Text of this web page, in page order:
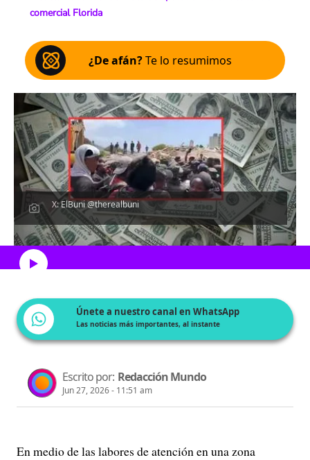
comercial Florida
¿De afán?Te lo resumimos
X: ElBuni @therealbuni
Escucha el artículo
Únete a nuestro canal en WhatsApp
Las noticias más importantes, al instante
Escrito por: Redacción Mundo
Jun 27, 2026 - 11:51 am
En medio de las labores de atención en una zona